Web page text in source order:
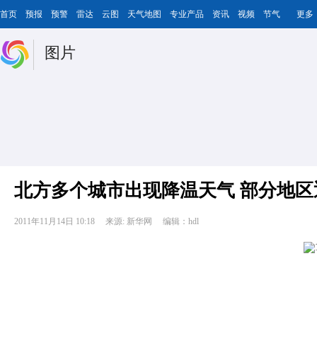
首页 预报 预警 雷达 云图 天气地图 专业产品 资讯 视频 节气 更多
图片
北方多个城市出现降温天气 部分地
2011年11月14日 10:18 来源: 新华网 编辑：hdl